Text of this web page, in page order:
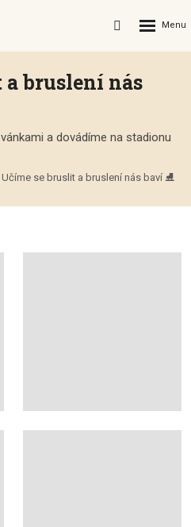
Vyhledávání
Rozbalení
bruslení nás
a dovádíme na stadionu
Učíme se bruslit a bruslení nás baví ⛸️